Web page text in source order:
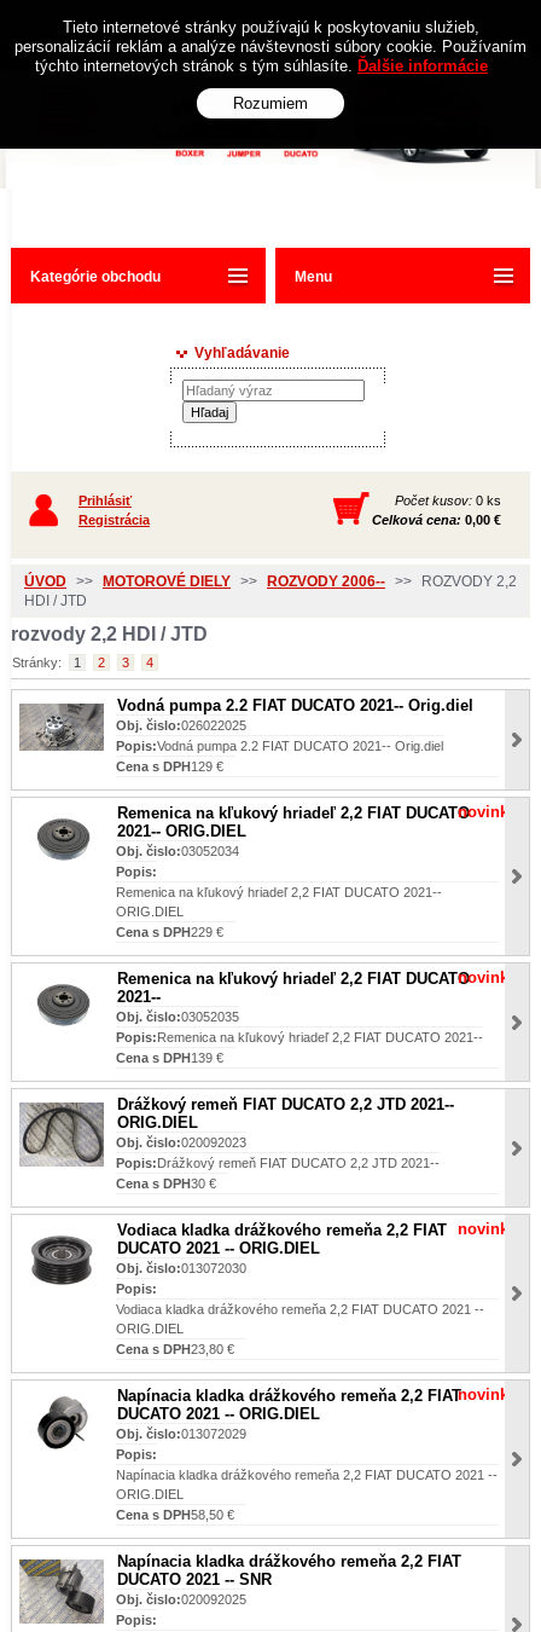
Kategórie obchodu
Vyhľadávanie
Prihlásiť
Registrácia
Počet kusov: 0 ks
Celková cena: 0,00 €
ÚVOD >> MOTOROVÉ DIELY >> ROZVODY 2006-- >>
ROZVODY 2,2
HDI / JTD
rozvody 2,2 HDI / JTD
Stránky: 1 2 3 4
Vodná pumpa 2.2 FIAT DUCATO 2021-- Orig.diel
Obj. čislo:026022025
Popis:Vodná pumpa 2.2 FIAT DUCATO 2021-- Orig.diel
Cena s DPH129 €
Remenica na kľukový hriadeľ 2,2 FIAT DUCATO
2021-- ORIG.DIEL
novinka
Obj. čislo:03052034
Popis:
Remenica na kľukový hriadeľ 2,2 FIAT DUCATO 2021--
ORIG.DIEL
Cena s DPH229 €
Remenica na kľukový hriadeľ 2,2 FIAT DUCATO
2021--
novinka
Obj. čislo:03052035
Popis:Remenica na kľukový hriadeľ 2,2 FIAT DUCATO 2021--
Cena s DPH139 €
Drážkový remeň FIAT DUCATO 2,2 JTD 2021--
ORIG.DIEL
Obj. čislo:020092023
Popis:Drážkový remeň FIAT DUCATO 2,2 JTD 2021--
Cena s DPH30 €
Vodiaca kladka drážkového remeňa 2,2 FIAT
DUCATO 2021 -- ORIG.DIEL
novinka
Obj. čislo:013072030
Popis:
Vodiaca kladka drážkového remeňa 2,2 FIAT DUCATO 2021 --
ORIG.DIEL
Cena s DPH23,80 €
Napínacia kladka drážkového remeňa 2,2 FIAT
DUCATO 2021 -- ORIG.DIEL
novinka
Obj. čislo:013072029
Popis:
Napínacia kladka drážkového remeňa 2,2 FIAT DUCATO 2021 --
ORIG.DIEL
Cena s DPH58,50 €
Napínacia kladka drážkového remeňa 2,2 FIAT
DUCATO 2021 -- SNR
Obj. čislo:020092025
Popis:
Menu
Tieto internetové stránky používajú k poskytovaniu služieb,
personalizácií reklám a analýze návštevnosti súbory cookie. Používaním
týchto internetových stránok s tým súhlasíte. Ďalšie informácie
Rozumiem